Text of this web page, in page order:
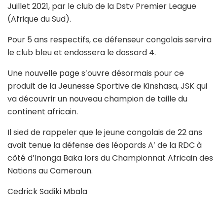
Juillet 2021, par le club de la Dstv Premier League
(Afrique du Sud).
Pour 5 ans respectifs, ce défenseur congolais servira
le club bleu et endossera le dossard 4.
Une nouvelle page s’ouvre désormais pour ce
produit de la Jeunesse Sportive de Kinshasa, JSK qui
va découvrir un nouveau champion de taille du
continent africain.
Il sied de rappeler que le jeune congolais de 22 ans
avait tenue la défense des léopards A’ de la RDC à
côté d’Inonga Baka lors du Championnat Africain des
Nations au Cameroun.
Cedrick Sadiki Mbala